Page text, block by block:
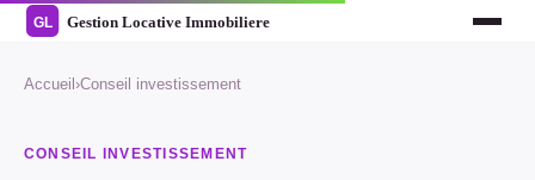
Accueil ›Conseil investissement
CONSEIL INVESTISSEMENT